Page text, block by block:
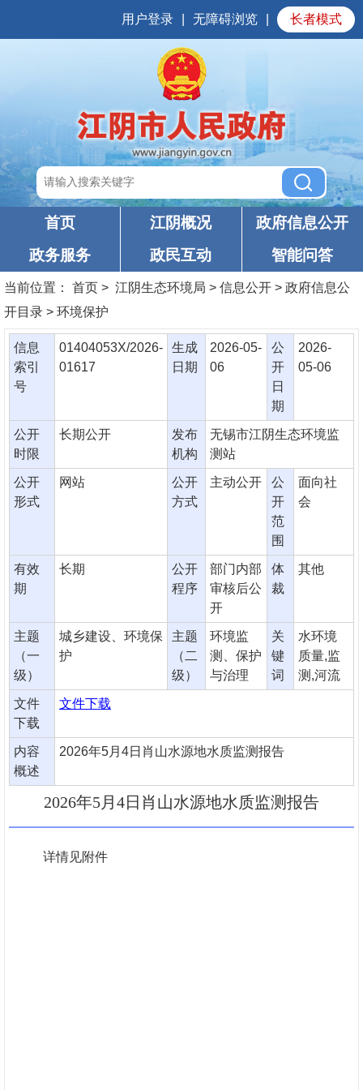
用户登录 无障碍浏览 长者模式
首页 江阴概况
政府信息公开
政务服务
政民互动 智能问答
当前位置： 首页 > 江阴生态环境局 > 信息公开 > 政府信息公
开目录 > 环境保护
信息
索引
号
01404053X/2026-
01617
生成
日期
2026-05-
06
公
开
日
期
2026-
05-06
公开
时限
长期公开
发布
机构
无锡市江阴生态环境监
测站
公开
形式
网站
公开
方式
主动公开
公
开
范
围
面向社
会
有效
期
长期
公开
程序
部门内部
审核后公
开
体
裁
其他
主题
（一
级）
城乡建设、环境保
护
主题
（二
级）
环境监
测、保护
与治理
关
键
词
水环境
质量,监
测,河流
文件
下载
文件下载
内容
概述
2026年5月4日肖山水源地水质监测报告
2026年5月4日肖山水源地水质监测报告
详情见附件